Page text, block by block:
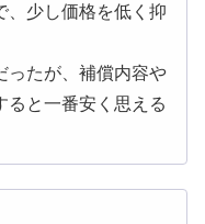
、少し価格を低く抑
ったが、補償内容や
ると一番安く思える